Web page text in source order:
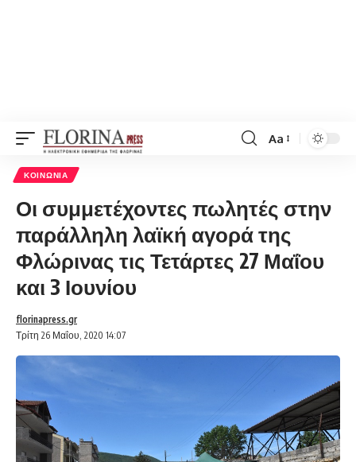
Font
Aa
ΚΟΙΝΩΝΊΑ
Οι συμμετέχοντες πωλητές στην
παράλληλη λαϊκή αγορά της
Φλώρινας τις Τετάρτες 27 Μαΐου
και 3 Ιουνίου
Τρίτη 26 Μαΐου, 2020 14:07
florinapress.gr